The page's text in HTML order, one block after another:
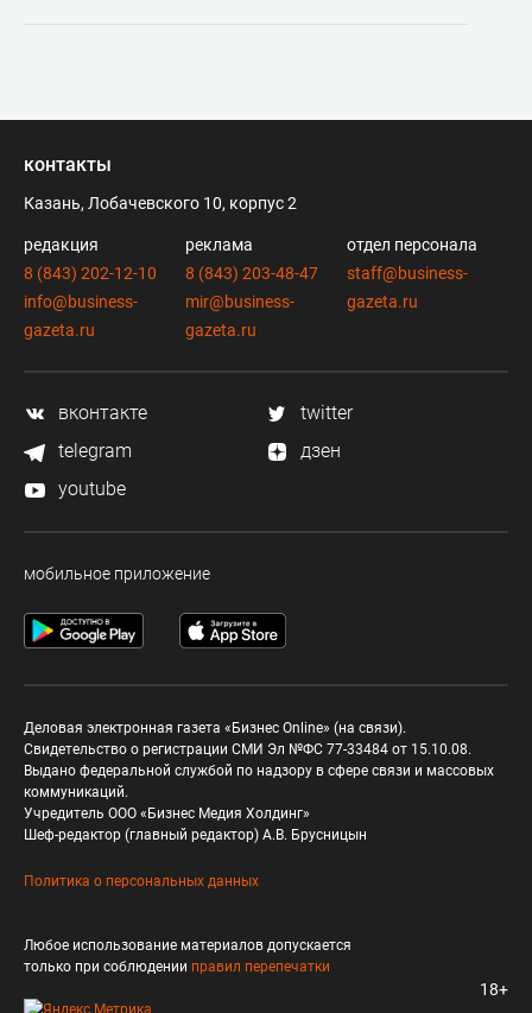
контакты
Казань, Лобачевского 10, корпус 2
редакция
8 (843) 202-12-10
info@business-
gazeta.ru
реклама
8 (843) 203-48-47
mir@business-
gazeta.ru
отдел персонала
staff@business-
gazeta.ru
вконтакте
twitter
telegram
дзен
youtube
мобильное приложение
Деловая электронная газета «Бизнес Online» (на связи).
Свидетельство о регистрации СМИ Эл №ФС 77-33484 от 15.10.08.
Выдано федеральной службой по надзору в сфере связи и массовых
коммуникаций.
Учредитель ООО «Бизнес Медия Холдинг»
Шеф-редактор (главный редактор) А.В. Брусницын
Политика о персональных данных
Любое использование материалов допускается
только при соблюдении правил перепечатки
18+